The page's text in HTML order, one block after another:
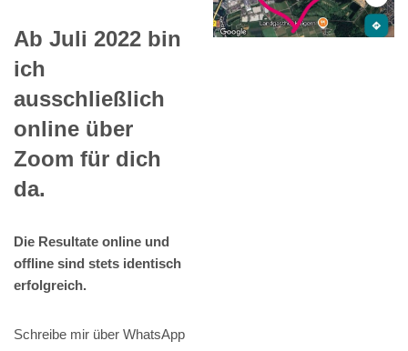
Ab Juli 2022 bin
ich
ausschließlich
online über
Zoom für dich
da.
Die Resultate online und
offline sind stets identisch
erfolgreich.
Schreibe mir über WhatsApp